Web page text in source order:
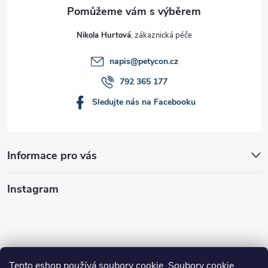
Informace pro vás
Instagram
Nikola Hurtová
napis@petycon.cz
792 365 177
Sledujte nás na Facebooku